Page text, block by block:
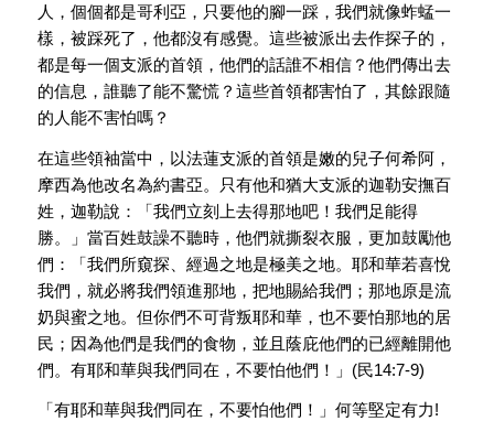
人，個個都是哥利亞，只要他的腳一踩，我們就像蚱蜢一
樣，被踩死了，他都沒有感覺。這些被派出去作探子的，
都是每一個支派的首領，他們的話誰不相信？他們傳出去
的信息，誰聽了能不驚慌？這些首領都害怕了，其餘跟隨
的人能不害怕嗎？
在這些領袖當中，以法蓮支派的首領是嫩的兒子何希阿，
摩西為他改名為約書亞。只有他和猶大支派的迦勒安撫百
姓，迦勒說：「我們立刻上去得那地吧！我們足能得
勝。」當百姓鼓譟不聽時，他們就撕裂衣服，更加鼓勵他
們：「我們所窺探、經過之地是極美之地。耶和華若喜悅
我們，就必將我們領進那地，把地賜給我們；那地原是流
奶與蜜之地。但你們不可背叛耶和華，也不要怕那地的居
民；因為他們是我們的食物，並且蔭庇他們的已經離開他
們。有耶和華與我們同在，不要怕他們！」(民14:7-9)
「有耶和華與我們同在，不要怕他們！」何等堅定有力!